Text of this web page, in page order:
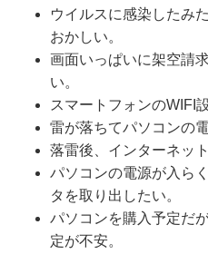
ウイルスに感染したみ
おかしい。
画面いっぱいに架空請
い。
スマートフォンのWIFI
雷が落ちてパソコンの
落雷後、インターネッ
パソコンの電源が入ら
タを取り出したい。
パソコンを購入予定だ
定が不安。